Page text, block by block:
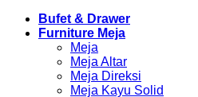
Bufet & Drawer
Furniture Meja
Meja
Meja Altar
Meja Direksi
Meja Kayu Solid